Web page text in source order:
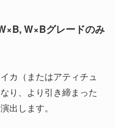
W×Bグレードのみ
カ（またはアティチュ
り、より引き締まった
出します。